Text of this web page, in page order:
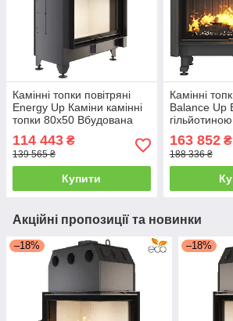
Камінні топки повітряні
Energy Up Каміни камінні
топки 80x50 Вбудована
114 443 ₴
139 565 ₴
Купити
Камінні
Balance Up
топка 15 кВт
163 852₴
188 336 ₴
Акційні пропозиції та новинки
–18% –18%